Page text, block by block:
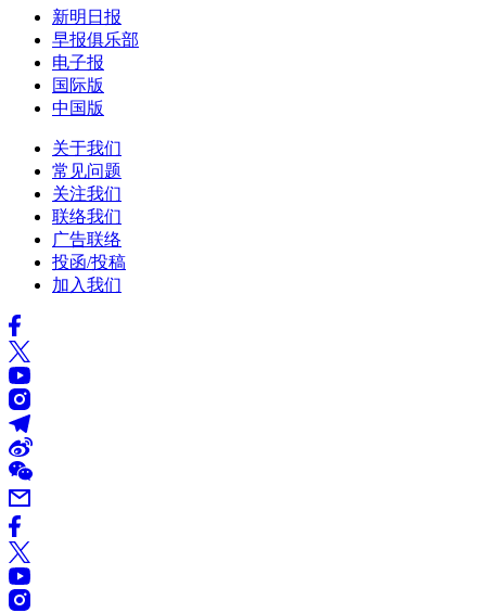
新明日报
早报俱乐部
电子报
国际版
中国版
关于我们
常见问题
关注我们
联络我们
广告联络
投函/投稿
加入我们